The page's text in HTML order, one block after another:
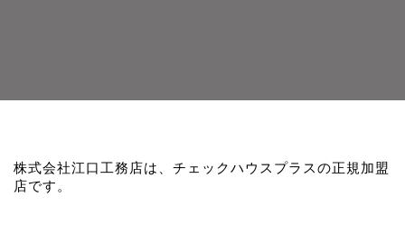
株式会社江口工務店は、チェックハウスプラスの正規加盟
店です。